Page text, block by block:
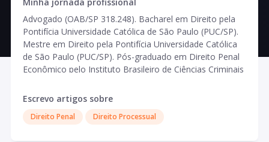
Escrevo artigos sobre
Direito Penal Direito Processual
Advogado (OAB/SP 318.248). Bacharel em Direito pela
Pontifícia Universidade Católica de São Paulo (PUC/SP).
Mestre em Direito pela Pontifícia Universidade Católica
de São Paulo (PUC/SP). Pós-graduado em Direito Penal
Econômico pelo Instituto Brasileiro de Ciências Criminais
pela Fundação Getúlio Vargas (FVG). Advogado
autônomo, atuando em escritório próprio desde 2017.